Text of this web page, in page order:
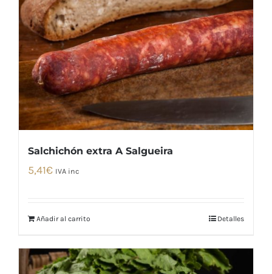
Salchichón extra A Salgueira
5,41€ IVA inc
Añadir al carrito Detalles